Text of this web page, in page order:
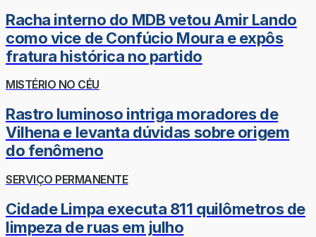
Racha interno do MDB vetou Amir Lando
como vice de Confúcio Moura e expôs
fratura histórica no partido
MISTÉRIO NO CÉU
Rastro luminoso intriga moradores de
Vilhena e levanta dúvidas sobre origem
do fenômeno
SERVIÇO PERMANENTE
Cidade Limpa executa 811 quilômetros de
limpeza de ruas em julho